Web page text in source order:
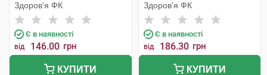
Здоров'я ФК
Є в наявності
від 146.00 грн
КУПИТИ
Здоров'я ФК
Є в наявності
від 186.30 грн
КУПИТИ